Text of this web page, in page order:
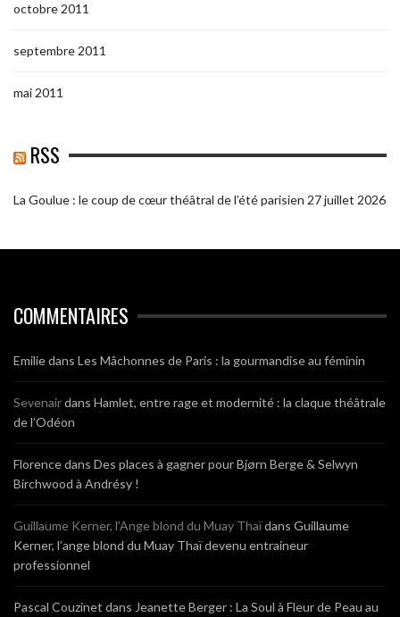
octobre 2011
septembre 2011
mai 2011
RSS
La Goulue : le coup de cœur théâtral de l’été parisien 27 juillet 2026
COMMENTAIRES
Emiliedans Les Mâchonnes de Paris : la gourmandise au féminin
Sevenairdans Hamlet, entre rage et modernité : la claque théâtrale
de l’Odéon
Florencedans Des places à gagner pour Bjørn Berge & Selwyn
Birchwood à Andrésy !
Guillaume Kerner, l’Ange blond du Muay Thaïdans Guillaume
Kerner, l’ange blond du Muay Thaï devenu entraineur
professionnel
Pascal Couzinet dans Jeanette Berger : La Soul à Fleur de Peau au